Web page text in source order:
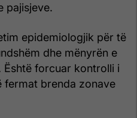
pajisjeve.
epidemiologjik për të
dhe mënyrën e
Është forcuar kontrolli i
fermat brenda zonave